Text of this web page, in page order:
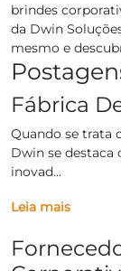
brindes
da Dwin
mesmo e
Fábrica
Quando se trata
Dwin se destaca
inovad...
Leia mais